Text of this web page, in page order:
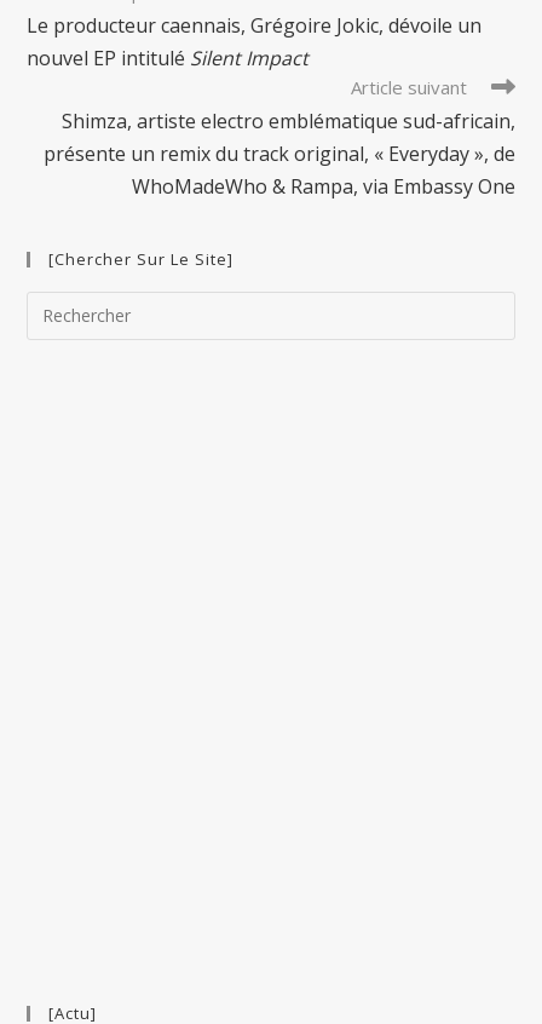
more
articles
Le producteur caennais, Grégoire Jokic, dévoile un
nouvel EP intitulé Silent Impact
Article suivant
Shimza, artiste electro emblématique sud-africain,
présente un remix du track original, « Everyday », de
WhoMadeWho & Rampa, via Embassy One
[Chercher Sur Le Site]
[Actu]